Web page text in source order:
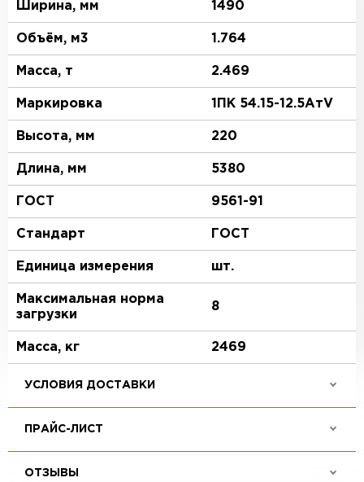
Ширина, мм 1490
Объём, м3 1.764
Масса, т 2.469
Маркировка 1ПК 54.15-12.5АтV
Высота, мм 220
Длина, мм 5380
ГОСТ 9561-91
Стандарт ГОСТ
Единица измерения шт.
Максимальная норма
загрузки
8
Масса, кг 2469
УСЛОВИЯ ДОСТАВКИ
ПРАЙС-ЛИСТ
ОТЗЫВЫ